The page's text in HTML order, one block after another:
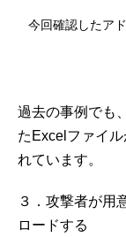
今回確認したア
過去の事例でも
たExcelファイ
れています。
３．攻撃者が用
ロードする